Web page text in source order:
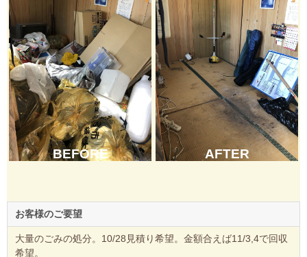
BEFORE AFTER
お客様のご要望
大量のごみの処分。10/28見積り希望。金額合えば11/3,4で回収
希望。